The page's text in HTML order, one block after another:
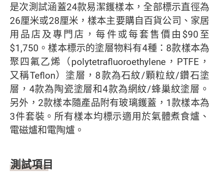
是次測試涵蓋24款易潔鑊樣本，全部標示直徑為
26厘米或28厘米，樣本主要購自百貨公司、家居
用品店及專門店，每件或每套售價由$90至
$1,750。樣本標示的塗層物料有4種：8款樣本為
聚四氟乙烯（polytetrafluoroethylene，PTFE，
又稱Teflon）塗層，8款為石紋/顆粒紋/鑽石塗
層，4款為陶瓷塗層和4款為網紋/蜂巢紋塗層。
另外，2款樣本隨產品附有玻璃鑊蓋，1款樣本為
3件套裝。所有樣本均標示適用於氣體煮食爐、
電磁爐和電陶爐。
測試項目